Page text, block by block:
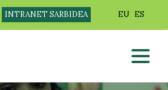
INTRANET SARBIDEA EU ES